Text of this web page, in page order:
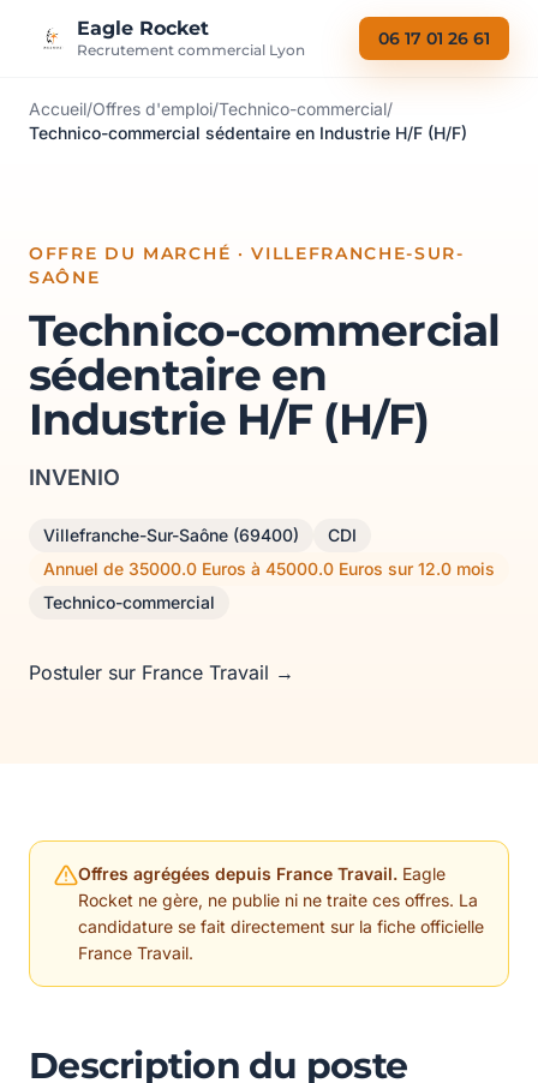
Eagle Rocket
Recrutement commercial Lyon
06 17 01 26 61
Accueil/Offres d'emploi/Technico-commercial/
Technico-commercial sédentaire en Industrie H/F (H/F)
OFFRE DU MARCHÉ · VILLEFRANCHE-SUR-
SAÔNE
Technico-commercial
sédentaire en
Industrie H/F (H/F)
INVENIO
Villefranche-Sur-Saône (69400)
CDI
Annuel de 35000.0 Euros à 45000.0 Euros sur 12.0 mois
Technico-commercial
Postuler sur France Travail →
Offres agrégées depuis France Travail. Eagle
Rocket ne gère, ne publie ni ne traite ces offres. La
candidature se fait directement sur la fiche officielle
France Travail.
Description du poste